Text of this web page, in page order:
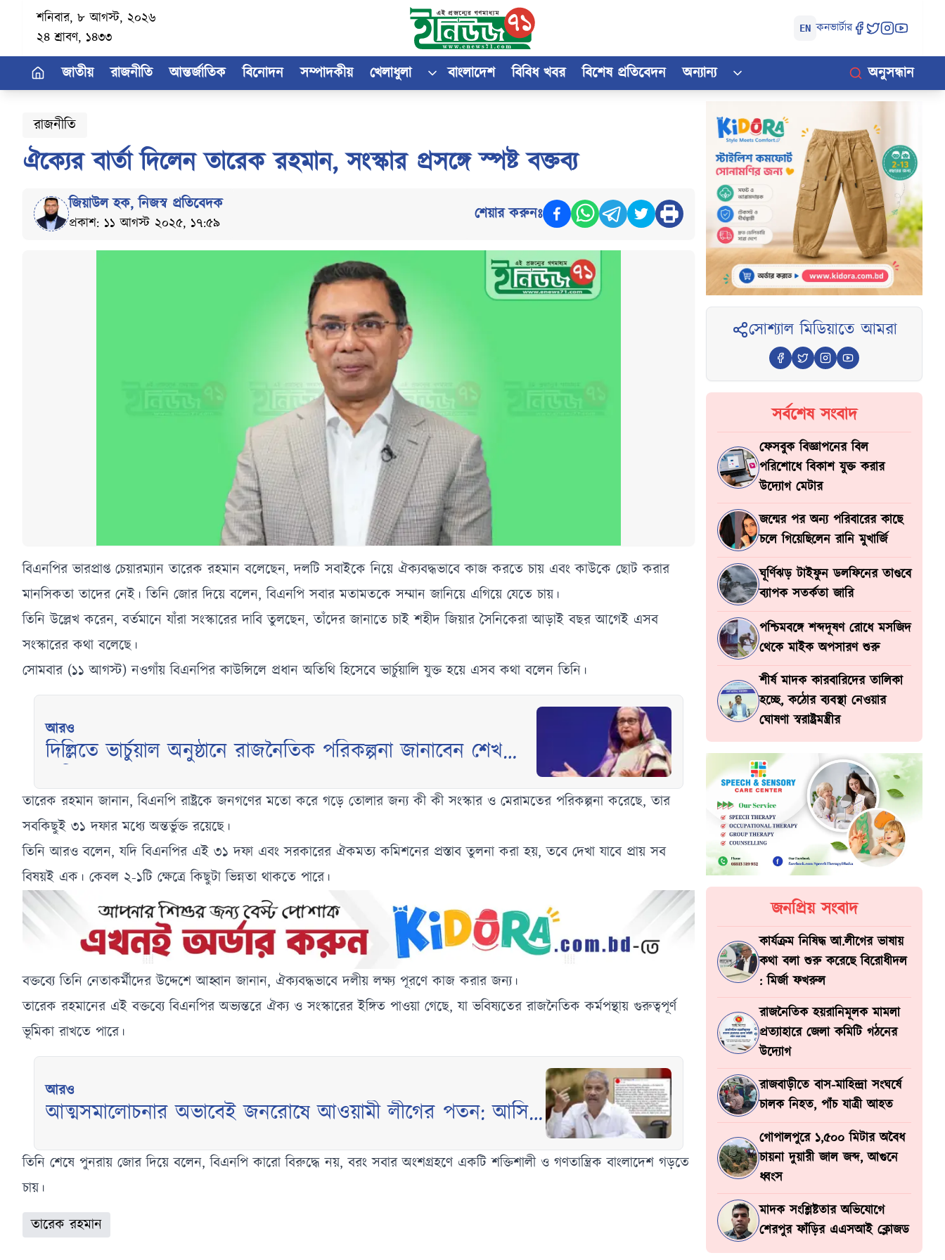
শনিবার, ৮ আগস্ট, ২০২৬
২৪ শ্রাবণ, ১৪৩৩
EN কনভার্টার
জাতীয় রাজনীতি আন্তর্জাতিক বিনোদন সম্পাদকীয় খেলাধুলা বাংলাদেশ বিবিধ খবর বিশেষ প্রতিবেদন অন্যান্য অনুসন্ধান
রাজনীতি
ঐক্যের বার্তা দিলেন তারেক রহমান, সংস্কার প্রসঙ্গে স্পষ্ট বক্তব্য
জিয়াউল হক,নিজস্ব প্রতিবেদক
প্রকাশ: ১১ আগস্ট ২০২৫, ১৭:৫৯ শেয়ার করুনঃ
বিএনপির ভারপ্রাপ্ত চেয়ারম্যান তারেক রহমান বলেছেন, দলটি সবাইকে নিয়ে ঐক্যবদ্ধভাবে কাজ করতে চায় এবং কাউকে ছোট করার
মানসিকতা তাদের নেই। তিনি জোর দিয়ে বলেন, বিএনপি সবার মতামতকে সম্মান জানিয়ে এগিয়ে যেতে চায়।
তিনি উল্লেখ করেন, বর্তমানে যাঁরা সংস্কারের দাবি তুলছেন, তাঁদের জানাতে চাই শহীদ জিয়ার সৈনিকেরা আড়াই বছর আগেই এসব
সংস্কারের কথা বলেছে।
সোমবার (১১ আগস্ট) নওগাঁয় বিএনপির কাউন্সিলে প্রধান অতিথি হিসেবে ভার্চুয়ালি যুক্ত হয়ে এসব কথা বলেন তিনি।
আরও
দিল্লিতে ভার্চুয়াল অনুষ্ঠানে রাজনৈতিক পরিকল্পনা জানাবেন শেখ
তারেক রহমান জানান, বিএনপি রাষ্ট্রকে জনগণের মতো করে গড়ে তোলার জন্য কী কী সংস্কার ও মেরামতের পরিকল্পনা করেছে, তার
সবকিছুই ৩১ দফার মধ্যে অন্তর্ভুক্ত রয়েছে।
তিনি আরও বলেন, যদি বিএনপির এই ৩১ দফা এবং সরকারের ঐকমত্য কমিশনের প্রস্তাব তুলনা করা হয়, তবে দেখা যাবে প্রায় সব
বিষয়ই এক। কেবল ২-১টি ক্ষেত্রে কিছুটা ভিন্নতা থাকতে পারে।
বক্তব্যে তিনি নেতাকর্মীদের উদ্দেশে আহ্বান জানান, ঐক্যবদ্ধভাবে দলীয় লক্ষ্য পূরণে কাজ করার জন্য।
তারেক রহমানের এই বক্তব্যে বিএনপির অভ্যন্তরে ঐক্য ও সংস্কারের ইঙ্গিত পাওয়া গেছে, যা ভবিষ্যতের রাজনৈতিক কর্মপন্থায় গুরুত্বপূর্ণ
ভূমিকা রাখতে পারে।
আরও
আত্মসমালোচনার অভাবেই জনরোষে আওয়ামী লীগের পতন: আসিফ
তিনি শেষে পুনরায় জোর দিয়ে বলেন, বিএনপি কারো বিরুদ্ধে নয়, বরং সবার অংশগ্রহণে একটি শক্তিশালী ও গণতান্ত্রিক বাংলাদেশ গড়তে
চায়।
তারেক রহমান
সোশ্যাল মিডিয়াতে আমরা
সর্বশেষ সংবাদ
ফেসবুক বিজ্ঞাপনের বিল
পরিশোধে বিকাশ যুক্ত করার
উদ্যোগ মেটার
জন্মের পর অন্য পরিবারের কাছে
চলে গিয়েছিলেন রানি মুখার্জি
ঘূর্ণিঝড় টাইফুন ডলফিনের তাণ্ডবে
ব্যাপক সতর্কতা জারি
পশ্চিমবঙ্গে শব্দদূষণ রোধে মসজিদ
থেকে মাইক অপসারণ শুরু
শীর্ষ মাদক কারবারিদের তালিকা
হচ্ছে, কঠোর ব্যবস্থা নেওয়ার
ঘোষণা স্বরাষ্ট্রমন্ত্রীর
জনপ্রিয় সংবাদ
কার্যক্রম নিষিদ্ধ আ.লীগের ভাষায়
কথা বলা শুরু করেছে বিরোধীদল
: মির্জা ফখরুল
রাজনৈতিক হয়রানিমূলক মামলা
প্রত্যাহারে জেলা কমিটি গঠনের
উদ্যোগ
রাজবাড়ীতে বাস-মাহিন্দ্রা সংঘর্ষে
চালক নিহত, পাঁচ যাত্রী আহত
গোপালপুরে ১,৫০০ মিটার অবৈধ
চায়না দুয়ারী জাল জব্দ, আগুনে
ধ্বংস
মাদক সংশ্লিষ্টতার অভিযোগে
শেরপুর ফাঁড়ির এএসআই ক্লোজড